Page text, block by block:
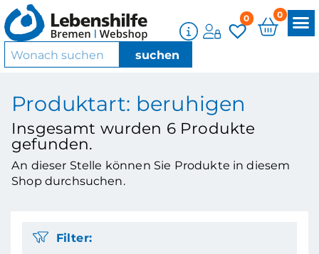
0 0
Produktart: beruhigen
Insgesamt wurden 6Produkte
gefunden.
An dieser Stelle können Sie Produkte in diesem
Shop durchsuchen.
Filter: